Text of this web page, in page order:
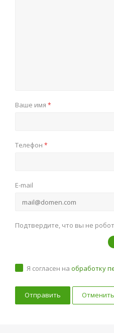
Ваше имя *
Телефон *
E-mail
Подтвердите, что вы не робот
Я согласен на обработку
Отменить